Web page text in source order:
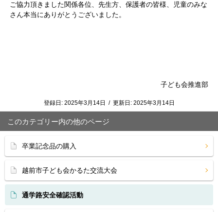
ご協力頂きました関係各位、先生方、保護者の皆様、児童のみな
さん本当にありがとうございました。
子ども会推進部
登録日: 2025年3月14日 / 更新日: 2025年3月14日
このカテゴリー内の他のページ
卒業記念品の購入
越前市子ども会かるた交流大会
通学路安全確認活動